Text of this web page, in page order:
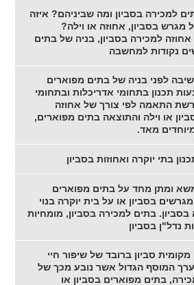
למכירה בסביון ומה שביניהם? איזה
מגרש בסביון, אחוזה או וילה?
אחוזה למכירה בסביון, בניה של בתים
נקודות למחשבה
לפני בניה של בתים מפוארים
תכנון בתחומי אדריכלות ובתחומי
התאמה לפי צורך של אחוזה
או וילה והתוצאה בתים מפוארים,
מאד.
בתי יוקרה ואחוזות בסביון
ומתן מחד על בתים מפוארים
בסביון או על בית יוקרה בנוי
בתים למכירה בסביון, מומחיות
נדל"ן בסביון
סביון ברובד של שיפור חיי
המוסף הגדול אשר נובע מכך של
בתים מפוארים בסביון או